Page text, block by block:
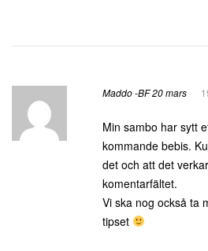
Maddo -BF 20 mars
Min sambo har sytt
kommande bebis.
det och att det
komentarfältet.
Vi ska nog också ta
tipset